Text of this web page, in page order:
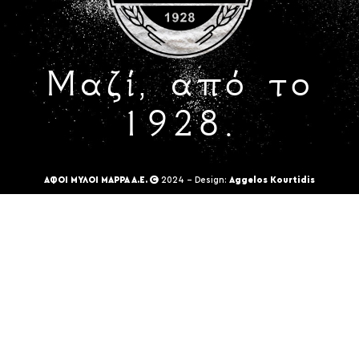
Μαζί, από το
1928.
ΑΦΟΙ ΜΥΛΟΙ ΜΑΡΡΑ Α.Ε. 2024 - Design: Aggelos Kourtidis